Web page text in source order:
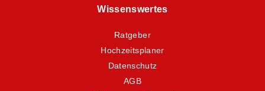
Wissenswertes
Ratgeber
Hochzeitsplaner
Datenschutz
AGB